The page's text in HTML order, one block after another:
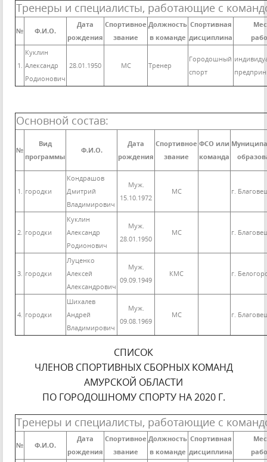
Тренеры и специалисты, работающие с
№ Ф.И.О.
Дата
рождения
Спортивное
звание
Должность
в команде
Спортивная
дисциплина
1.
Куклин
Александр
Родионович
28.01.1950 МС Тренер
Городошный
спорт
Основной состав:
№
Вид
программы
Ф.И.О.
Дата
рождения
Спортивное
звание
ФСО или
команда
1. городки
Кондрашов
Дмитрий
Владимирович
Муж.
15.10.1972
МС г.
2. городки
Куклин
Александр
Родионович
Муж.
28.01.1950
МС г.
3. городки
Луценко
Алексей
Александрович
Муж.
09.09.1949
КМС г.
4. городки
Шихалев
Андрей
Владимирович
Муж.
09.08.1969
МС г.
СПИСОК
ЧЛЕНОВ СПОРТИВНЫХ СБОРНЫХ КОМАНД
АМУРСКОЙ ОБЛАСТИ
ПО ГОРОДОШНОМУ СПОРТУ НА 2020 Г.
Тренеры и специалисты, работающие с
№ Ф.И.О.
Дата
рождения
Спортивное
звание
Должность
в команде
Спортивная
дисциплина